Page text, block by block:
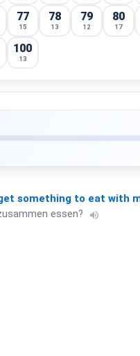
77
15
78
13
79
12
80
17
100
13
something to eat with
essen? volume_up